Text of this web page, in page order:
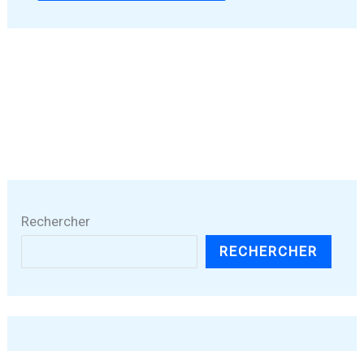
Rechercher
RECHERCHER